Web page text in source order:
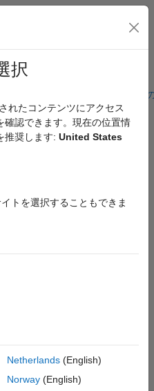
学生・キャリア初期
ビゲーション メ
択
れたコンテンツにアクセス
確認できます。現在の位置情
推奨します: United States
トを選択することもできま
Netherlands(English)
Norway(English)